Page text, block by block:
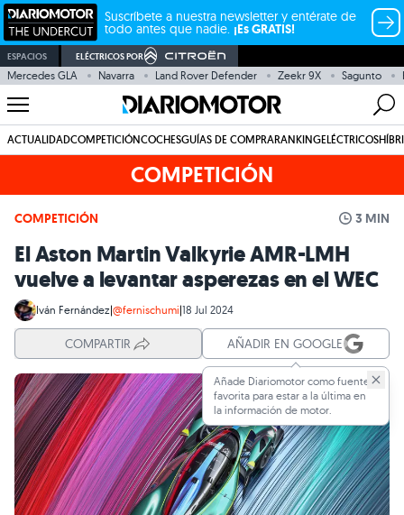
Suscríbete a nuestra newsletter y entérate de
todo antes que nadie. ¡Es GRATIS!
ESPACIOS ELÉCTRICOS POR
Mercedes GLA Navarra Land Rover Defender Zeekr 9X Sagunto
ACTUALIDADCOMPETICIÓNCOCHESGUÍAS DE COMPRARANKINGELÉCTRICOS
COMPETICIÓN
COMPETICIÓN 3 MIN
El Aston Martin Valkyrie AMR-LMH
vuelve a levantar asperezas en el WEC
Iván Fernández|@fernischumi|18 Jul 2024
COMPARTIR AÑADIR EN GOOGLE
Añade Diariomotor como fuente
favorita para estar a la última en
la información de motor.